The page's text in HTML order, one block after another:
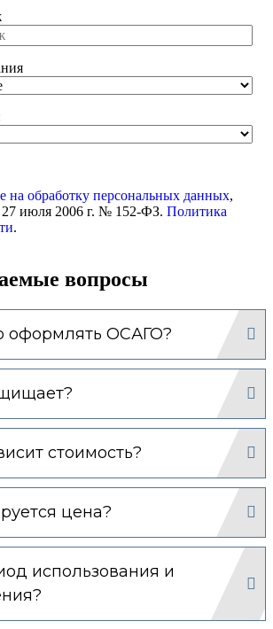
на обработку персональных данных,
июля 2006 г. № 152-ФЗ. Политика
.
вопросы
оформлять ОСАГО?
стоимость?
цена?
использования и